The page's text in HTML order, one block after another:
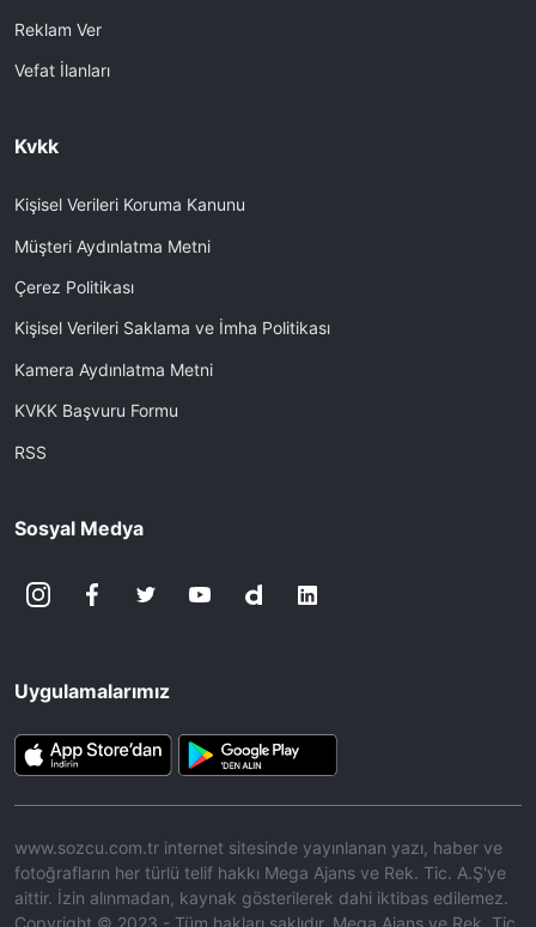
Reklam Ver
Vefat İlanları
Kvkk
Kişisel Verileri Koruma Kanunu
Müşteri Aydınlatma Metni
Çerez Politikası
Kişisel Verileri Saklama ve İmha Politikası
Kamera Aydınlatma Metni
KVKK Başvuru Formu
RSS
Sosyal Medya
Uygulamalarımız
www.sozcu.com.tr internet sitesinde yayınlanan yazı, haber ve
fotoğrafların her türlü telif hakkı Mega Ajans ve Rek. Tic. A.Ş'ye
aittir. İzin alınmadan, kaynak gösterilerek dahi iktibas edilemez.
Copyright © 2023 - Tüm hakları saklıdır. Mega Ajans ve Rek. Tic.